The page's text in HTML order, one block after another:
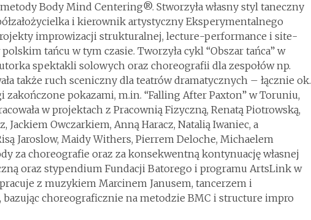
Body Mind Centering®. Stworzyła własny styl taneczny
i kierownik artystyczny Eksperymentalnego
improwizacji strukturalnej, lecture-performance i site-
tańcu w tym czasie. Tworzyła cykl “Obszar tańca” w
spektakli solowych oraz choreografii dla zespołów np.
także ruch sceniczny dla teatrów dramatycznych – łącznie ok.
zakończone pokazami, m.in. “Falling After Paxton” w Toruniu,
w projektach z Pracownią Fizyczną, Renatą Piotrowską,
Jackiem Owczarkiem, Anną Haracz, Natalią Iwaniec, a
Jaroslow, Maidy Withers, Pierrem Deloche, Michaelem
za choreografie oraz za konsekwentną kontynuację własnej
oraz stypendium Fundacji Batorego i programu ArtsLink w
z muzykiem Marcinem Janusem, tancerzem i
choreograficznie na metodzie BMC i structure impro